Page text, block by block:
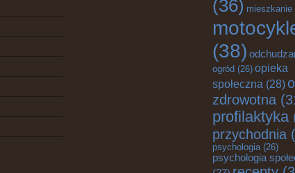
(36) mieszkanie
(38)
ogród (26) opieka
społeczna (28)
zdrowotna
profilaktyka
przychodnia
psychologia(26)
psychologia